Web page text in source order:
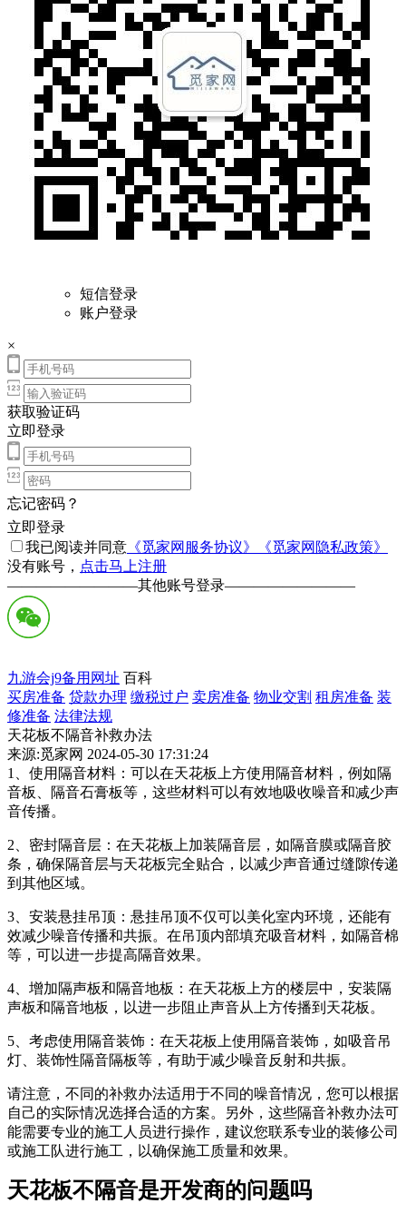
短信登录
账户登录
×
获取验证码
立即登录
忘记密码？
立即登录
我已阅读并同意 《觅家网服务协议》
《觅家网隐私政策》
没有账号， 点击马上注册
—————————其他账号登录—————————
九游会j9备用网址 百科
买房准备 贷款办理 缴税过户 卖房准备 物业交割 租房准备 装
修准备 法律法规
天花板不隔音补救办法
来源:觅家网 2024-05-30 17:31:24
1、使用隔音材料：可以在天花板上方使用隔音材料，例如隔
音板、隔音石膏板等，这些材料可以有效地吸收噪音和减少声
音传播。
2、密封隔音层：在天花板上加装隔音层，如隔音膜或隔音胶
条，确保隔音层与天花板完全贴合，以减少声音通过缝隙传递
到其他区域。
3、安装悬挂吊顶：悬挂吊顶不仅可以美化室内环境，还能有
效减少噪音传播和共振。在吊顶内部填充吸音材料，如隔音棉
等，可以进一步提高隔音效果。
4、增加隔声板和隔音地板：在天花板上方的楼层中，安装隔
声板和隔音地板，以进一步阻止声音从上方传播到天花板。
5、考虑使用隔音装饰：在天花板上使用隔音装饰，如吸音吊
灯、装饰性隔音隔板等，有助于减少噪音反射和共振。
请注意，不同的补救办法适用于不同的噪音情况，您可以根据
自己的实际情况选择合适的方案。另外，这些隔音补救办法可
能需要专业的施工人员进行操作，建议您联系专业的装修公司
或施工队进行施工，以确保施工质量和效果。
天花板不隔音是开发商的问题吗